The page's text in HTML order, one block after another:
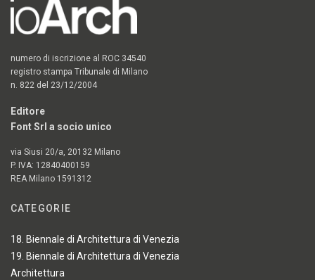
numero di iscrizione al ROC 34540
registro stampa Tribunale di Milano
n. 822 del 23/12/2004
Editore
Font Srl a socio unico
via Siusi 20/a, 20132 Milano
P. IVA: 12840400159
REA Milano 1591312
CATEGORIE
18. Biennale di Architettura di Venezia
19. Biennale di Architettura di Venezia
Architettura